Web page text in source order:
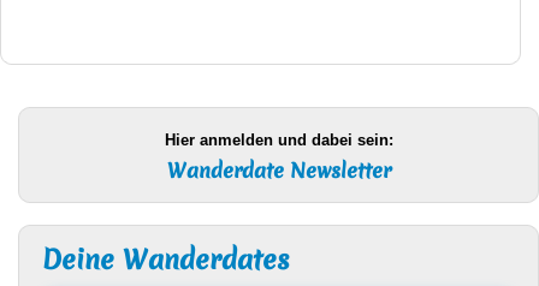
Hier anmelden und dabei sein:
Wanderdate Newsletter
Deine Wanderdates